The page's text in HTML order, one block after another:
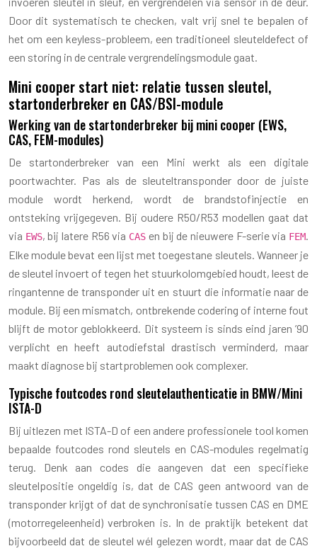
Door dit systematisch te checken, valt vrij snel te bepalen of
het om een keyless-probleem, een traditioneel sleuteldefect of
een storing in de centrale vergrendelingsmodule gaat.
Mini cooper start niet: relatie tussen sleutel,
startonderbreker en CAS/BSI-module
Werking van de startonderbreker bij mini cooper (EWS,
CAS, FEM-modules)
De startonderbreker van een Mini werkt als een digitale
poortwachter. Pas als de sleuteltransponder door de juiste
module wordt herkend, wordt de brandstofinjectie en
ontsteking vrijgegeven. Bij oudere R50/R53 modellen gaat dat
via EWS, bij latere R56 via CAS en bij de nieuwere F-serie via FEM.
Elke module bevat een lijst met toegestane sleutels. Wanneer je
de sleutel invoert of tegen het stuurkolomgebied houdt, leest de
ringantenne de transponder uit en stuurt die informatie naar de
module. Bij een mismatch, ontbrekende codering of interne fout
blijft de motor geblokkeerd. Dit systeem is sinds eind jaren ’90
verplicht en heeft autodiefstal drastisch verminderd, maar
maakt diagnose bij startproblemen ook complexer.
Typische foutcodes rond sleutelauthenticatie in BMW/Mini
ISTA-D
Bij uitlezen met ISTA-D of een andere professionele tool komen
bepaalde foutcodes rond sleutels en CAS-modules regelmatig
terug. Denk aan codes die aangeven dat een specifieke
sleutelpositie ongeldig is, dat de CAS geen antwoord van de
transponder krijgt of dat de synchronisatie tussen CAS en DME
(motorregeleenheid) verbroken is. In de praktijk betekent dat
bijvoorbeeld dat de sleutel wél gelezen wordt, maar dat de CAS